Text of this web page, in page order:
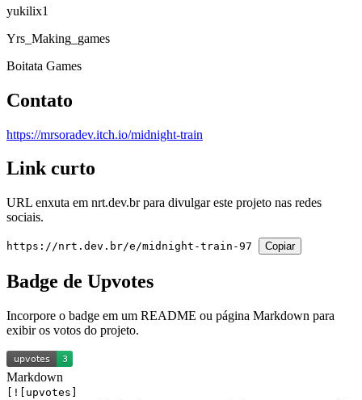
yukilix1
Yrs_Making_games
Boitata Games
Contato
https://mrsoradev.itch.io/midnight-train
Link curto
URL enxuta em nrt.dev.brpara divulgar este projeto nas redes
sociais.
https://nrt.dev.br/e/midnight-train-97 Copiar
Badge de Upvotes
Incorpore o badge em um README ou página Markdown para
exibir os votos do projeto.
Markdown
[![upvotes]